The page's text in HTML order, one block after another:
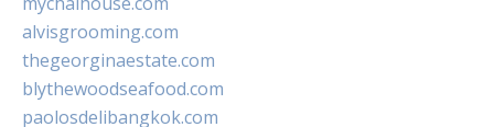
alvisgrooming.com
thegeorginaestate.com
blythewoodseafood.com
paolosdelibangkok.com